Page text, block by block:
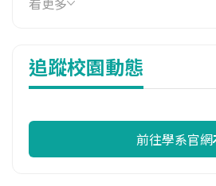
13,850 元/學期
100.00%
校際選課人數
追蹤校園動態
前往學系官網